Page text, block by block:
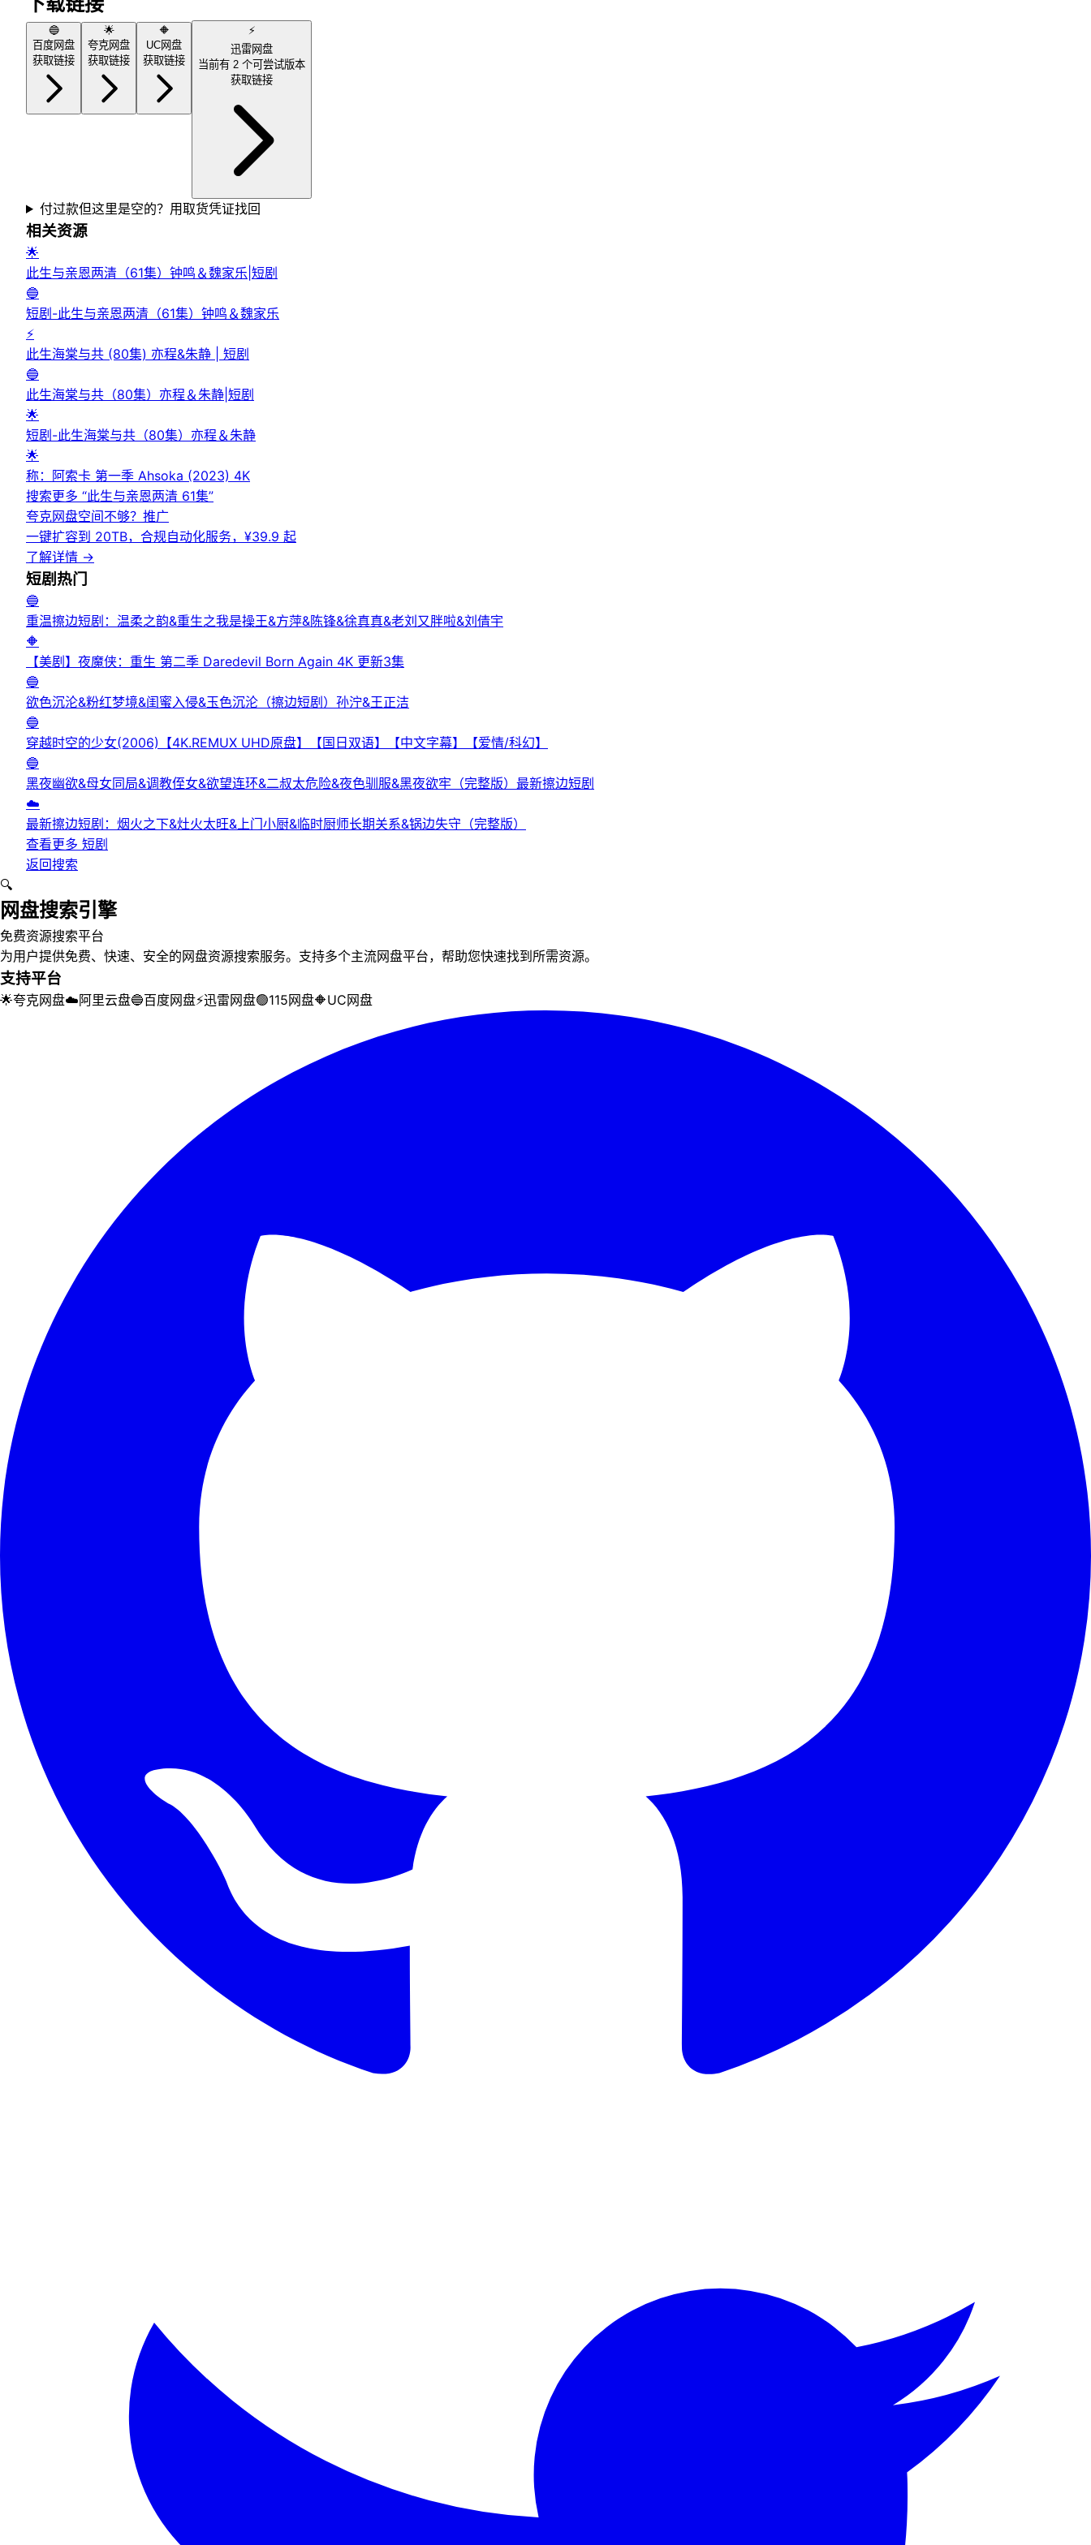
🔵
百度网盘
获取链接
🌟
夸克网盘
获取链接
🔶
UC网盘
获取链接
⚡
迅雷网盘
当前有 2 个可尝试版本
获取链接
付过款但这里是空的？用取货凭证找回
相关资源
🌟
此生与亲恩两清（61集）钟鸣＆魏家乐|短剧
🔵
短剧-此生与亲恩两清（61集）钟鸣＆魏家乐
⚡
此生海棠与共 (80集) 亦程&朱静 | 短剧
🔵
此生海棠与共（80集）亦程＆朱静|短剧
🌟
短剧-此生海棠与共（80集）亦程＆朱静
🌟
称：阿索卡 第一季 Ahsoka (2023) 4K
搜索更多 “此生与亲恩两清 61集”
夸克网盘空间不够？ 推广
一键扩容到 20TB，合规自动化服务，¥39.9 起
了解详情 →
短剧 热门
🔵
重温擦边短剧：温柔之韵&重生之我是操王&方萍&陈锋&徐真真&老刘又胖啦&刘倩宇
🔶
【美剧】夜魔侠：重生 第二季 Daredevil Born Again 4K 更新3集
🔵
欲色沉沦&粉红梦境&闺蜜入侵&玉色沉沦（擦边短剧）孙泞&王正洁
🔵
穿越时空的少女(2006)【4K.REMUX UHD原盘】【国日双语】【中文字幕】【爱情/科幻】
🔵
黑夜幽欲&母女同局&调教侄女&欲望连环&二叔太危险&夜色驯服&黑夜欲牢（完整版）最新擦边短剧
☁️
最新擦边短剧：烟火之下&灶火太旺&上门小厨&临时厨师长期关系&锅边失守（完整版）
查看更多 短剧
返回搜索
🔍
网盘搜索引擎
免费资源搜索平台
为用户提供免费、快速、安全的网盘资源搜索服务。支持多个主流网盘平台，帮助您快速找到所需资源。
支持平台
🌟夸克网盘☁️阿里云盘🔵百度网盘⚡迅雷网盘🟢115网盘🔶UC网盘